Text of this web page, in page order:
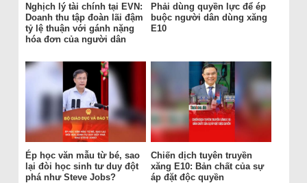
Nghịch lý tài chính tại EVN:
Doanh thu tập đoàn lãi đậm
tỷ lệ thuận với gánh nặng
hóa đơn của người dân
Phải dùng quyền lực để ép
buộc người dân dùng xăng
E10
Ép học văn mẫu từ bé, sao
lại đòi học sinh tư duy đột
phá như Steve Jobs?
Chiến dịch tuyên truyền
xăng E10: Bản chất của sự
áp đặt độc quyền